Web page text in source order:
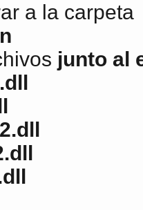
a la carpeta
junto al